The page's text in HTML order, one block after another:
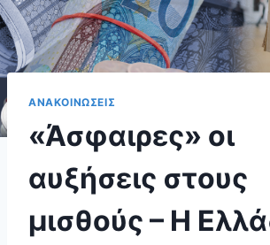
ΑΝΑΚΟΙΝΩΣΕΙΣ
«Άσφαιρες» οι
αυξήσεις στους
μισθούς – Η